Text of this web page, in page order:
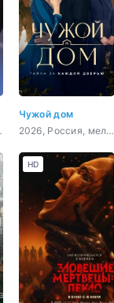
Чужой дом
2026, Россия, мелодрама
HD